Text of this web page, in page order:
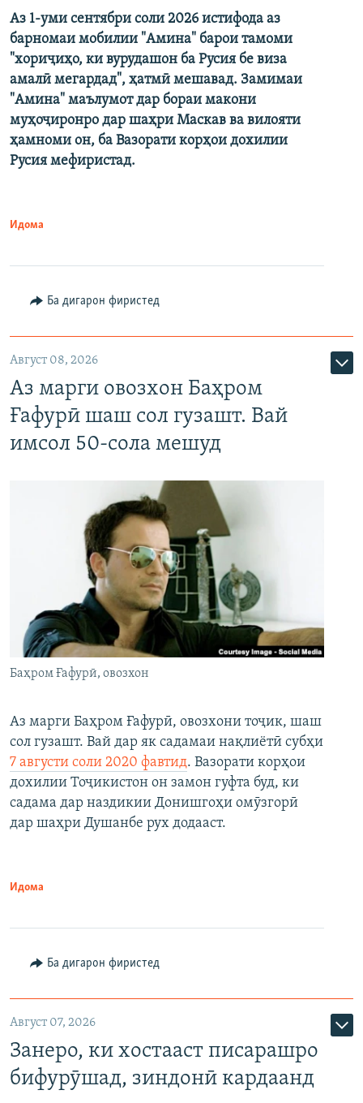
Аз 1-уми сентябри соли 2026 истифода аз
барномаи мобилии "Амина" барои тамоми
"хориҷиҳо, ки вурудашон ба Русия бе виза
амалӣ мегардад", ҳатмӣ мешавад. Замимаи
"Амина" маълумот дар бораи макони
муҳоҷиронро дар шаҳри Маскав ва вилояти
ҳамноми он, ба Вазорати корҳои дохилии
Русия мефиристад.
Идома
Ба дигарон фиристед
Август 08, 2026
Аз марги овозхон Баҳром
Ғафурӣ шаш сол гузашт. Вай
имсол 50-сола мешуд
Баҳром Ғафурӣ, овозхон
Аз марги Баҳром Ғафурӣ, овозхони тоҷик, шаш
сол гузашт. Вай дар як садамаи нақлиётӣ субҳи
7 августи соли 2020 фавтид. Вазорати корҳои
дохилии Тоҷикистон он замон гуфта буд, ки
садама дар наздикии Донишгоҳи омӯзгорӣ
дар шаҳри Душанбе рух додааст.
Идома
Ба дигарон фиристед
Август 07, 2026
Занеро, ки хостааст писарашро
бифурӯшад, зиндонӣ кардаанд